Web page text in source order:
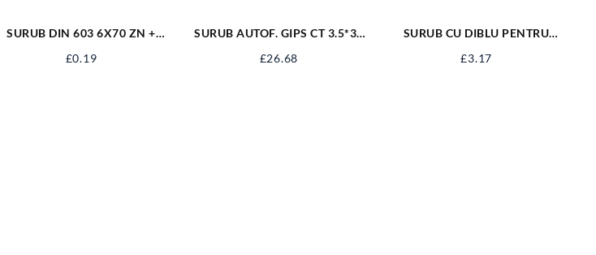
SURUB DIN 603 6X70 ZN +
£0.19
SURUB AUTOF. GIPS CT 3.5*35
£26.68
SURUB CU DIBLU PENTRU
£3.17